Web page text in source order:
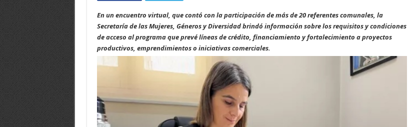
En un encuentro virtual, que contó con la participación de más de 20 referentes comunales, la
Secretaría de las Mujeres, Géneros y Diversidad brindó información sobre los requisitos y condiciones
de acceso al programa que prevé líneas de crédito, financiamiento y fortalecimiento a proyectos
productivos, emprendimientos o iniciativas comerciales.